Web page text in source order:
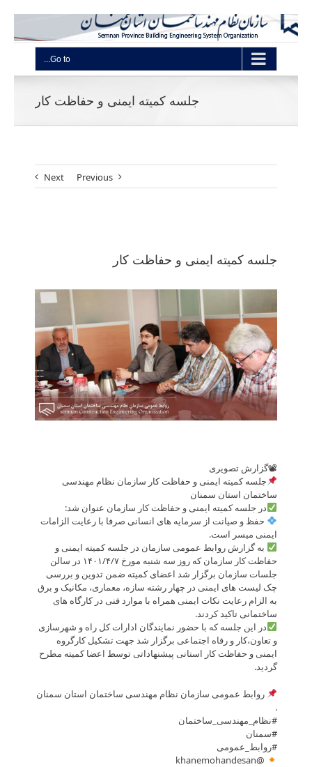
Go to...
جلسه کمیته ایمنی و حفاظت کار
Previous
Next
Image
جلسه کمیته ایمنی و حفاظت کار
📽گزارش تصویری
جلسه کمیته ایمنی و حفاظت کار سازمان نظام‌ مهندسی
ساختمان استان سمنان
در جلسه کمیته ایمنی و حفاظت کار سازمان عنوان شد:
حفظ و صیانت از سرمایه های انسانی صرفا با رعایت الزامات
ایمنی میسر است.
به گزارش روابط عمومی سازمان در جلسه کمیته ایمنی و
حفاظت کار سازمان که روز سه شنبه مورخ ۱۴۰۱/۴/۷ در سالن
جلسات سازمان برگزار شد اعضای کمیته ضمن تدوین و بررسی
چک لیست های ایمنی در چهار رشته سازه، معماری، مکانیک و برق
به الزام رعایت نکات ایمنی همراه با موارد فنی در کارگاه های
ساختمانی تاکید کردند.
در این جلسه که با حضور نمایندگان ادارات کل راه و شهرسازی
و تعاون،کار و رفاه اجتماعی برگزار شد جهت تشکیل کارگروه
ایمنی و حفاظت کار استانی پیشنهاداتی توسط اعضا کمیته مطرح
گردید.
روابط عمومی سازمان نظام مهندسی ساختمان استان سمنان
.
#نظام_مهندسی_ساختمان
#سمنان
#روابط_عمومی
@khanemohandesan